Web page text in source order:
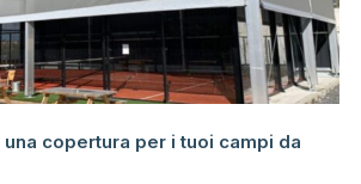
copertura per i tuoi campi da